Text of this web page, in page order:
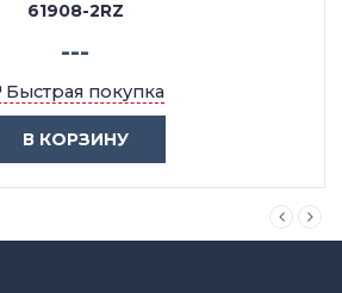
61908-2RZ
---
Быстрая покупка
В КОРЗИНУ